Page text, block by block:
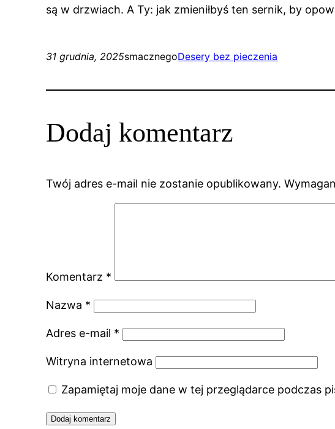
są w drzwiach. A Ty: jak zmieniłbyś ten sernik, by
31 grudnia, 2025smacznegoDesery bez pieczenia
Dodaj komentarz
Twój adres e-mail nie zostanie opublikowany.
Komentarz *
Nazwa *
Adres e-mail *
Witryna internetowa
Zapamiętaj moje dane w tej przeglądarce podczas